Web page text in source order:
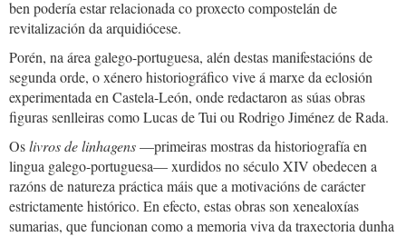
ben podería estar relacionada co proxecto compostelán de
revitalización da arquidiócese.
Porén, na área galego-portuguesa, alén destas manifestacións de
segunda orde, o xénero historiográfico vive á marxe da eclosión
experimentada en Castela-León, onde redactaron as súas obras
figuras senlleiras como Lucas de Tui ou Rodrigo Jiménez de Rada.
Oslivros de linhagens—primeiras mostras da historiografía en
lingua galego-portuguesa— xurdidos no século XIV obedecen a
razóns de natureza práctica máis que a motivacións de carácter
estrictamente histórico. En efecto, estas obras son xenealoxías
sumarias, que funcionan como a memoria viva da traxectoria dunha